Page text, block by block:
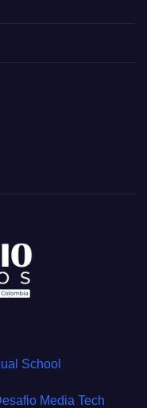
School
Media Tech